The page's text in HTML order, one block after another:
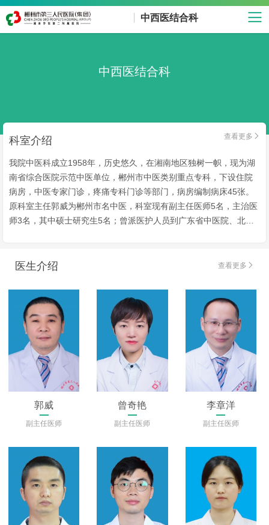
中西医结合科
中西医结合科
科室介绍 查看更多 
我院中医科成立1958年，历史悠久，在湘南地区独树一帜，现为湖
南省综合医院示范中医单位，郴州市中医类别重点专科，下设住院
病房，中医专家门诊，疼痛专科门诊等部门，病房编制病床45张。
原科室主任郭威为郴州市名中医，科室现有副主任医师5名，主治医
师3名，其中硕士研究生5名；曾派医护人员到广东省中医院、北大
风、糖尿病、慢性咳嗽、失眠等老年病、慢性病，以及中医保健养
医生介绍 查看更多 
郭威
副主任医师
曾奇艳
副主任医师
李章洋
副主任医师